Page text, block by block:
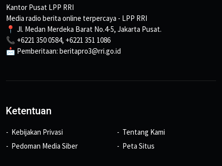
Kantor Pusat LPP RRI
Media radio berita online terpercaya - LPP RRI
📍 Jl. Medan Merdeka Barat No.4-5, Jakarta Pusat.
📞 +6221 350 0584, +6221 351 1086
📩 Pemberitaan: beritapro3@rri.go.id
Ketentuan
Kebijakan Privasi
Pedoman Media Siber
Tentang Kami
Peta Situs